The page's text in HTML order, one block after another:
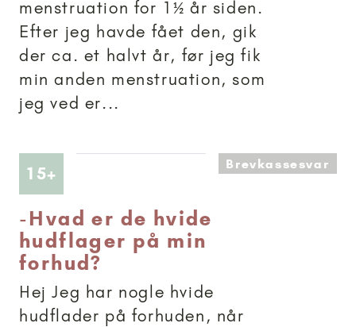
menstruation for 1½ år siden.
Efter jeg havde fået den, gik
der ca. et halvt år, før jeg fik
min anden menstruation, som
jeg ved er...
15+ Artikler anbefalet til 15+Brevkassesvar
-Hvad er de hvide
hudflager på min
forhud?
Hej Jeg har nogle hvide
hudflader på forhuden, når